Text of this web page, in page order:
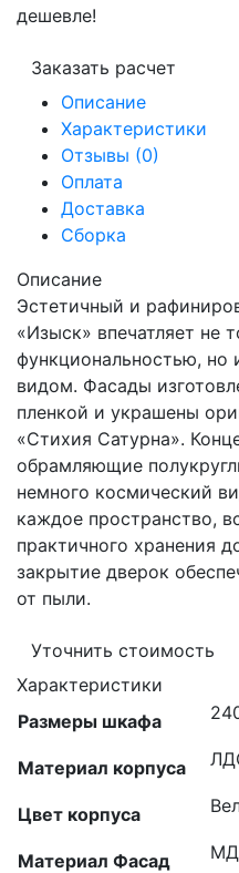
дешевле!
Заказать расчет
Описание
Характеристики
Отзывы (0)
Оплата
Доставка
Сборка
Описание
Эстетичный и
«Изыск» впечатляет не
функциональностью,
видом. Фасады
пленкой и украшены
«Стихия Сатурна».
обрамляющие
немного космический
каждое пространство,
практичного хранения
закрытие дверок
от пыли.
Уточнить стоимость
Характеристики
Размеры шкафа
Материал корпуса
Цвет корпуса
Материал Фасад